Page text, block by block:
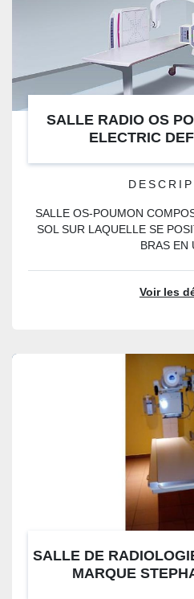
SALLE RADIO OS
ELECTRIC
SALLE OS-POUMON
SOL SUR LAQUELLE SE
BRAS EN
Voir les
SALLE DE
MARQUE